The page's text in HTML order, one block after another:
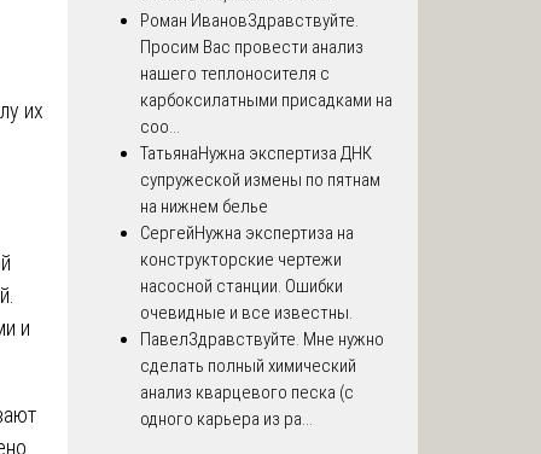
их
и
Роман ИвановЗдравствуйте.
Просим Вас провести анализ
нашего теплоносителя с
карбоксилатными присадками на
соо...
ТатьянаНужна экспертиза ДНК
супружеской измены по пятнам
на нижнем белье
СергейНужна экспертиза на
конструкторские чертежи
насосной станции. Ошибки
очевидные и все известны.
ПавелЗдравствуйте. Мне нужно
сделать полный химический
анализ кварцевого песка (с
одного карьера из ра...